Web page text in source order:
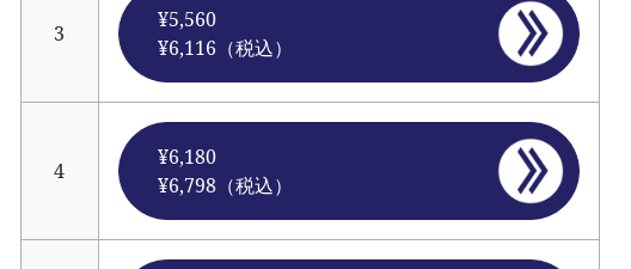
3
¥5,560
¥6,116（税込）
4
¥6,180
¥6,798（税込）